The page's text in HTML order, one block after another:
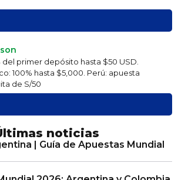
del primer depósito hasta $50 USD.
100% hasta $5,000. Perú: apuesta
de S/50
noticias
| Guía de Apuestas Mundial